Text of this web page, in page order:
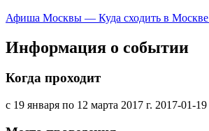
Афиша Москвы — Куда сходить в Москве
Информация о событии
Когда проходит
с 19 января по 12 марта 2017 г. 2017-01-19